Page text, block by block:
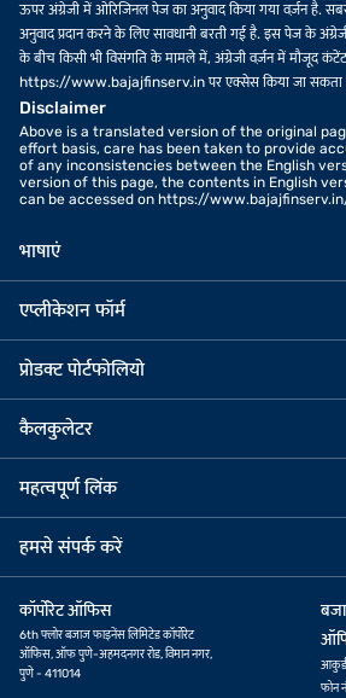
ऊपर अंग्रेजी में ओरिजिनल पेज का अनुवाद किया गया वर्ज़न है.
अनुवाद प्रदान करने के लिए सावधानी बरती गई है. इस पेज के
के बीच किसी भी विसंगति के मामले में, अंग्रेजी वर्ज़न में मौजूद कंटेंट
https://www.bajajfinserv.in पर एक्सेस किया जा सकता
Disclaimer
Above is a translated version of the original
effort basis, care has been taken to provide
of any inconsistencies between the English
version of this page, the contents in English
can be accessed on https://
भाषाएं
एप्लीकेशन फॉर्म
प्रोडक्ट पोर्टफोलियो
कैलकुलेटर
महत्वपूर्ण लिंक
हमसे संपर्क करें
कॉर्पोरेट ऑफिस
6th फ्लोर बजाज फाइनेंस लिमिटेड कॉर्पोरेट
ऑफिस, ऑफ पुणे-अहमदनगर रोड, विमान नगर,
पुणे - 411014
फोन